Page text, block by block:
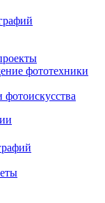
фототехники
фотоискусства